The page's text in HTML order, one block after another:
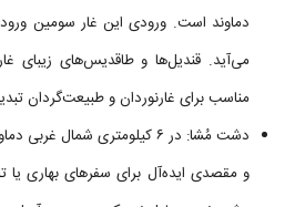
دماوند است. ورودی این غار سومین
می‌آید. قندیل‌ها و طاقدیس‌های زیبای
مناسب برای غارنوردان و طبیعت‌گردان
دشت مُشا: در ۶ کیلومتری شمال
و مقصدی ایده‌آل برای سفرهای بهاری یا